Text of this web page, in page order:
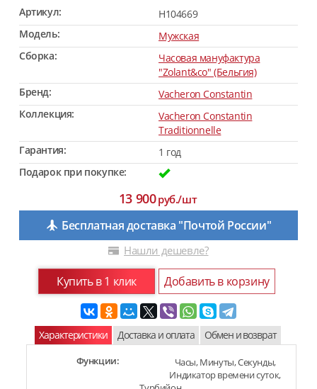
Артикул:
H104669
Модель:
Мужская
Сборка:
Часовая мануфактура
"Zolant&co" (Бельгия)
Бренд:
Vacheron Constantin
Коллекция:
Vacheron Constantin
Traditionnelle
Гарантия:
1 год
Подарок при покупке:
13 900руб./шт
Бесплатная доставка "Почтой России"
Нашли дешевле?
Купить в 1 клик Добавить в корзину
Характеристики Доставка и оплата Обмен и возврат
Функции:
Часы, Минуты, Секунды,
Индикатор времени суток,